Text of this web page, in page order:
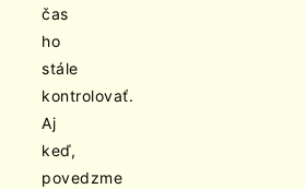
čas
ho
stále
kontrolovať.
Aj
keď,
povedzme